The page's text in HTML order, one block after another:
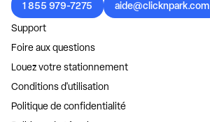
1 855 979-7275
aide@clicknpark.com
Support
Foire aux questions
Louez votre stationnement
Conditions d'utilisation
Politique de confidentialité